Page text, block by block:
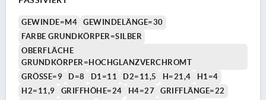
GEWINDE=M4
GEWINDELÄNGE=30
FARBE GRUNDKÖRPER=SILBER
OBERFLÄCHE
GRUNDKÖRPER=HOCHGLANZVERCHROMT
GRÖSSE=9
D=8 D1=11 D2=11,5 H=21,4
H1=4
H2=11,9
GRIFFHÖHE=24 H4=27 GRIFFLÄNGE=22